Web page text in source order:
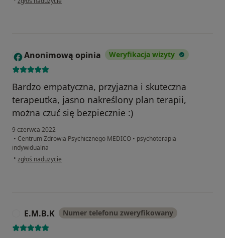
A Anonimową opinia Weryfikacja wizyty
Bardzo empatyczna, przyjazna i skuteczna
terapeutka, jasno nakreślony plan terapii,
można czuć się bezpiecznie :)
9 czerwca 2022
• Centrum Zdrowia Psychicznego MEDICO • psychoterapia
indywidualna
• w opinii użytkownika Anonimową opinia
zgłoś nadużycie
E.M.B.K Numer telefonu zweryfikowany